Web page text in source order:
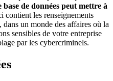
de données peut mettre à
contient les renseignements
un monde des affaires où la
sensibles de votre entreprise
par les cybercriminels.